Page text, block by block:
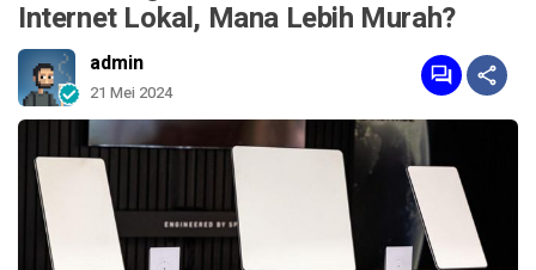
Internet Lokal, Mana Lebih Murah?
admin
21 Mei 2024